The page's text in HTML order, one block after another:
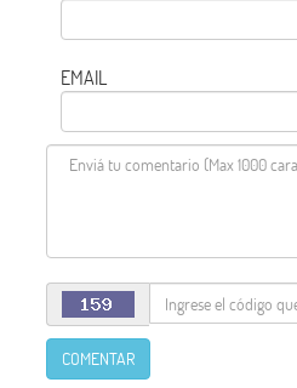
EMAIL
COMENTAR